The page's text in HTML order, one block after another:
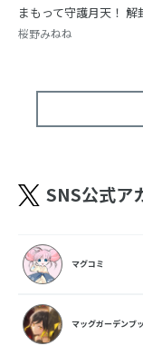
まもって守護月天！ 解
桜野みねね
SNS公式ア
マグコミ
マッグガーデンブ